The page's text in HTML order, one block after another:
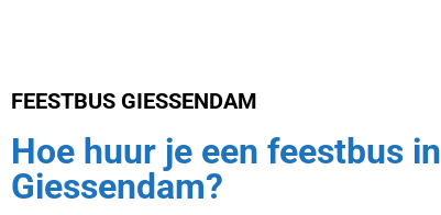
FEESTBUS GIESSENDAM
Hoe huur je een feestbus in
Giessendam?